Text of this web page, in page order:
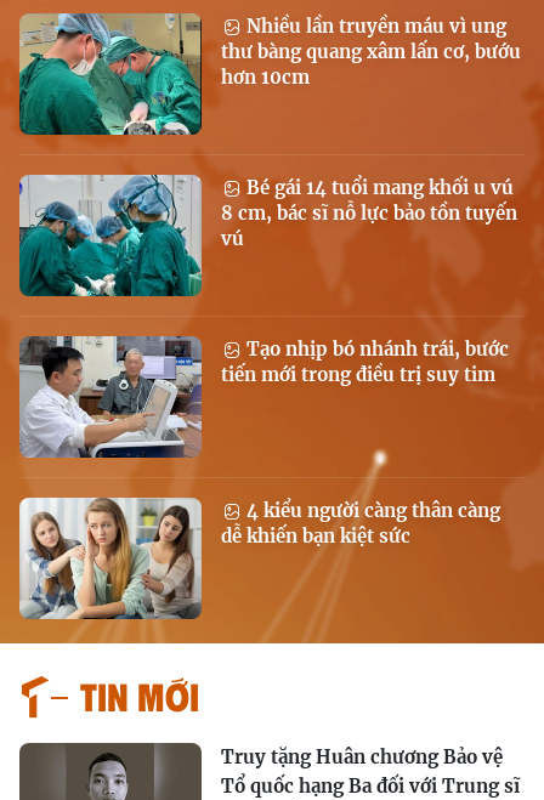
Nhiều lần truyền máu vì ung
thư bàng quang xâm lấn cơ, bướu
hơn 10cm
Bé gái 14 tuổi mang khối u vú
8 cm, bác sĩ nỗ lực bảo tồn tuyến
vú
Tạo nhịp bó nhánh trái, bước
tiến mới trong điều trị suy tim
4 kiểu người càng thân càng
dễ khiến bạn kiệt sức
Tin mới
Truy tặng Huân chương Bảo vệ
Tổ quốc hạng Ba đối với Trung sĩ